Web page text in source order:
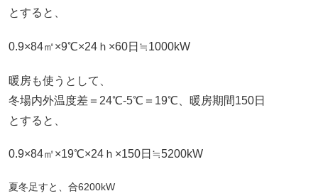
とすると、
0.9×84㎡×9℃×24ｈ×60日≒1000kW
暖房も使うとして、
冬場内外温度差＝24℃-5℃＝19℃、暖房期間150日
とすると、
0.9×84㎡×19℃×24ｈ×150日≒5200kW
夏冬足すと、合6200kW